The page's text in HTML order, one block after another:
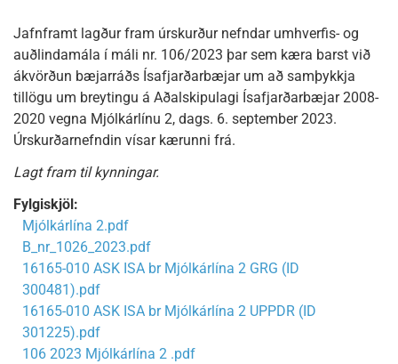
Jafnframt lagður fram úrskurður nefndar umhverfis- og
auðlindamála í máli nr. 106/2023 þar sem kæra barst við
ákvörðun bæjarráðs Ísafjarðarbæjar um að samþykkja
tillögu um breytingu á Aðalskipulagi Ísafjarðarbæjar 2008-
2020 vegna Mjólkárlínu 2, dags. 6. september 2023.
Úrskurðarnefndin vísar kærunni frá.
Lagt fram til kynningar.
Fylgiskjöl:
Mjólkárlína 2.pdf
B_nr_1026_2023.pdf
16165-010 ASK ISA br Mjólkárlína 2 GRG (ID
300481).pdf
16165-010 ASK ISA br Mjólkárlína 2 UPPDR (ID
301225).pdf
106 2023 Mjólkárlína 2 .pdf